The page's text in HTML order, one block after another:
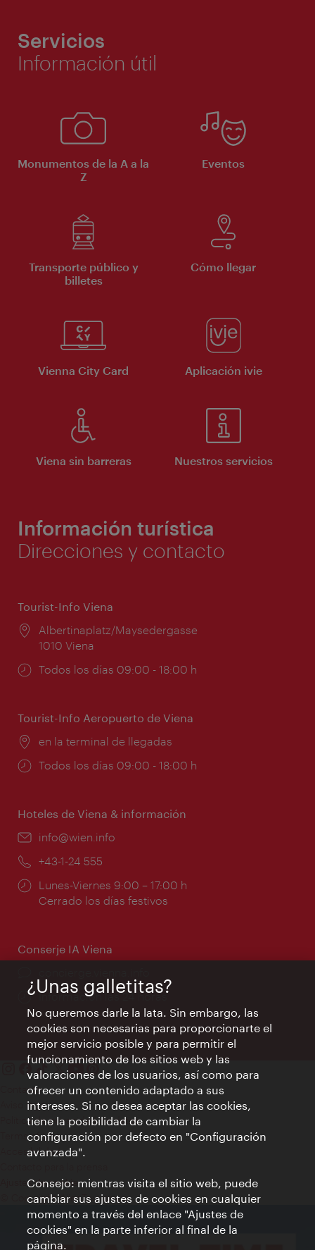
Servicios
Información útil
Monumentos de la A a la
Z
Eventos
Transporte público y
billetes
Cómo llegar
Vienna City Card Aplicación ivie
Viena sin barreras Nuestros servicios
Información turística
Direcciones y contacto
Tourist-Info Viena
Lugar:
Albertinaplatz/Maysedergasse
1010 Viena
Horarios
Todos los días 09:00 - 18:00 h
Tourist-Info Aeropuerto de Viena
Lugar:
en la terminal de llegadas
Horarios
Todos los días 09:00 - 18:00 h
Hoteles de Viena & información
e-
info@wien.info
Teléfono:
+43-1-24 555
Horarios
de
Lunes-Viernes 9:00 – 17:00 h
Cerrado los días festivos
Conserje IA Viena
Información las 24 horas
Contacto
Aviso legal
Política de privacidad de datos
Terms of Use
Accesibilidad
Ajustes de cookie
© Copyright WienTourismus
¿Unas galletitas?
No queremos darle la lata. Sin embargo, las
cookies son necesarias para proporcionarte el
mejor servicio posible y para permitir el
funcionamiento de los sitios web y las
valoraciones de los usuarios, así como para
ofrecer un contenido adaptado a sus
intereses. Si no desea aceptar las cookies,
tiene la posibilidad de cambiar la
configuración por defecto en "Configuración
avanzada".
Consejo: mientras visita el sitio web, puede
cambiar sus ajustes de cookies en cualquier
momento a través del enlace "Ajustes de
cookies" en la parte inferior al final de la
página.